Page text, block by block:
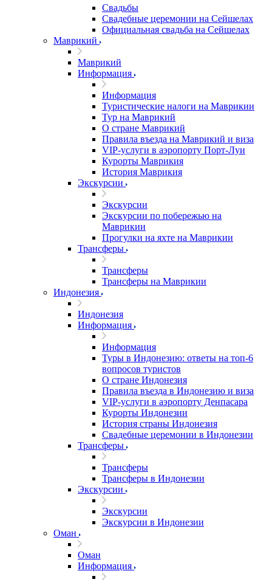
Свадьбы
Свадебные церемонии на Сейшелах
Официальная свадьба на Сейшелах
Маврикий
Маврикий
Информация
Информация
Туристические налоги на Маврикии
Тур на Маврикий
О стране Маврикий
Правила въезда на Маврикий и виза
VIP-услуги в аэропорту Порт-Луи
Курорты Маврикия
История Маврикия
Экскурсии
Экскурсии
Экскурсии по побережью на
Маврикии
Прогулки на яхте на Маврикии
Трансферы
Трансферы
Трансферы на Маврикии
Индонезия
Индонезия
Информация
Информация
Туры в Индонезию: ответы на топ-6
вопросов туристов
О стране Индонезия
Правила въезда в Индонезию и виза
VIP-услуги в аэропорту Денпасара
Курорты Индонезии
История страны Индонезия
Свадебные церемонии в Индонезии
Трансферы
Трансферы
Трансферы в Индонезии
Экскурсии
Экскурсии
Экскурсии в Индонезии
Оман
Оман
Информация